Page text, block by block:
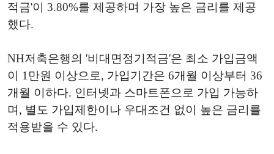
적금'이 3.80%를 제공하며 가장 높은 금리를 제공
했다.
NH저축은행의 '비대면정기적금'은 최소 가입금액
이 1만원 이상으로, 가입기간은 6개월 이상부터 36
개월 이하다. 인터넷과 스마트폰으로 가입 가능하
며, 별도 가입제한이나 우대조건 없이 높은 금리를
적용받을 수 있다.